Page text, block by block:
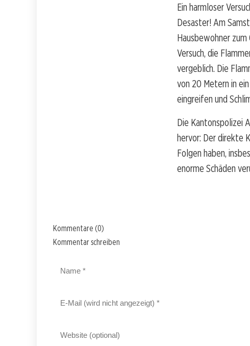
Ein harmloser
Desaster! Am
Hausbewohner
Versuch, die
vergeblich. Die
von 20 Metern in
eingreifen und
Die Kantonspolizei
hervor: Der direkte
Folgen haben,
enorme Schäden
Kommentare (0)
Kommentar schreiben